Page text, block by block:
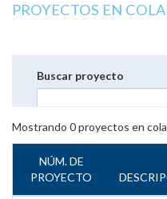
PROYECTOS EN
Buscar proyecto
Mostrando 0proyectos en
NÚM. DE
PROYECTO